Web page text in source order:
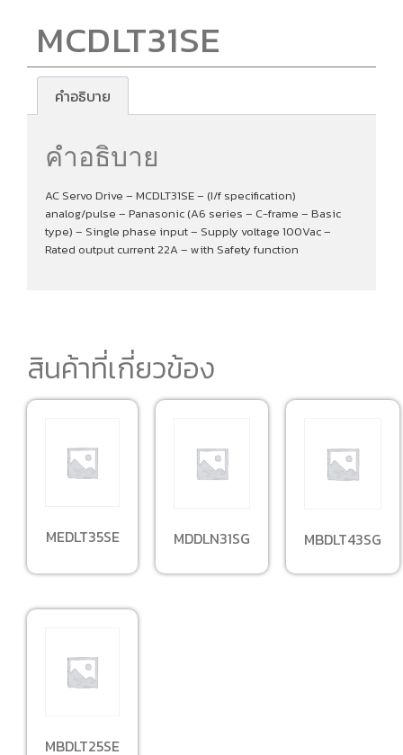
MCDLT31SE
คำอธิบาย
คำอธิบาย
AC Servo Drive – MCDLT31SE – (I/f specification)
analog/pulse – Panasonic (A6 series – C-frame – Basic
type) – Single phase input – Supply voltage 100Vac –
Rated output current 22A – with Safety function
สินค้าที่เกี่ยวข้อง
MEDLT35SE MDDLN31SG MBDLT43SG
MBDLT25SE